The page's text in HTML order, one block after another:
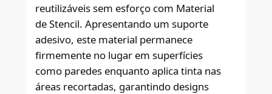
reutilizáveis sem esforço com Material
de Stencil. Apresentando um suporte
adesivo, este material permanece
firmemente no lugar em superfícies
como paredes enquanto aplica tinta nas
áreas recortadas, garantindo designs